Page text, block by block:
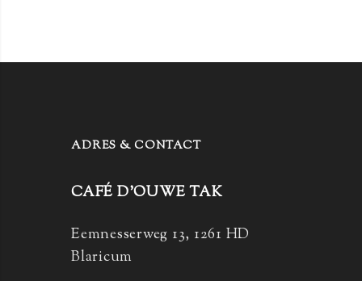
ADRES & CONTACT
CAFÉ D’OUWE TAK
Eemnesserweg 13, 1261 HD
Blaricum